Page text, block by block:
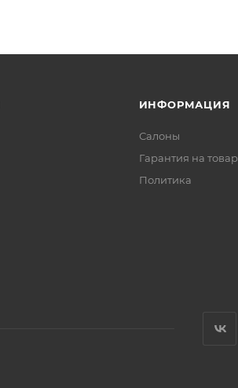
ИНФОРМАЦИЯ
Салоны
Гарантия на товар
Политика